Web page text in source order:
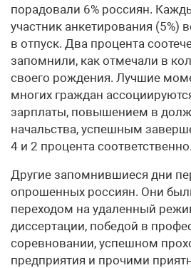
порадовали 6% россиян.
участник анкетирования (5%)
в отпуск. Два процента
запомнили, как отмечали в
своего рождения. Лучшие
многих граждан
зарплаты, повышением в
начальства, успешным
4 и 2 процента соответственно.
Другие запомнившиеся дни
опрошенных россиян. Они
переходом на удаленный
диссертации, победой в
соревновании, успешном
предприятия и прочими